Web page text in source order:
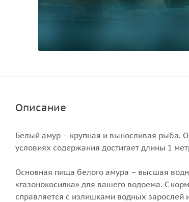
Описание
Белый амур – крупная и выносливая рыба.
условиях содержания достигает длины 1
Основная пища белого амура – высшая
«газонокосилка» для вашего водоема. С
справляется с излишками водных зарослей